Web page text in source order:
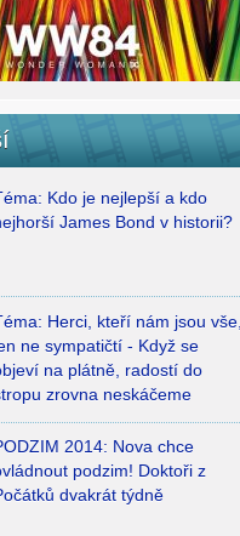
Kdo je nejlepší a kdo
James Bond v historii?
Herci, kteří nám jsou vše,
ne sympatičtí - Když se
na plátně, radostí do
zrovna neskáčeme
2014: Nova chce
podzim! Doktoři z
dvakrát týdně